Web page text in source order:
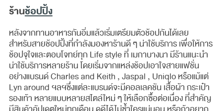
ร้านช้อปปิ้ง
หลังจากทานอาหารกันอิ่มแล้วเริ่มเตรียมตัวช้อปกันได้เลย
สำหรับสายช้อปปิ้งที่กำลังมองหาร้านดี ๆ น่าใช้บริการ เพื่อให้การ
ช้อปจุใจและตอบโจทย์ทุก Life style ที่ เมกาบางนา มีร้านแนะนำ
น่าใช้บริการหลายร้าน โดยเริ่มจากแหล่งช้อปเอาใจสายแฟชั่น
อย่างแบรนด์ Charles and Keith , Jaspal , Uniqlo หรือแม้แต่
Lyn around ฯลฯซึ่งแต่ละแบรนด์จะมีคอลเลคชัน เสื้อผ้า กระเป๋า
รองเท้า หลายแบบหลายสไตล์ใหม่ ๆ ให้เลือกซื้อต่อเนื่อง ที่สำคัญ